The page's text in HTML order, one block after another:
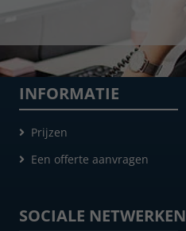
INFORMATIE
Prijzen
Een offerte aanvragen
SOCIALE NETWERKEN